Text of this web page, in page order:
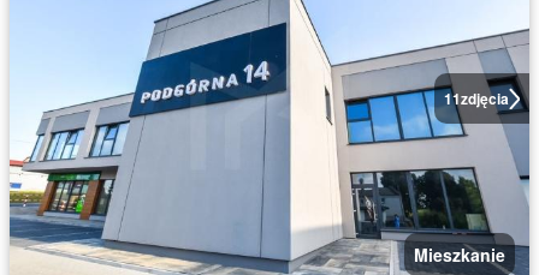
11zdjęcia
Mieszkanie